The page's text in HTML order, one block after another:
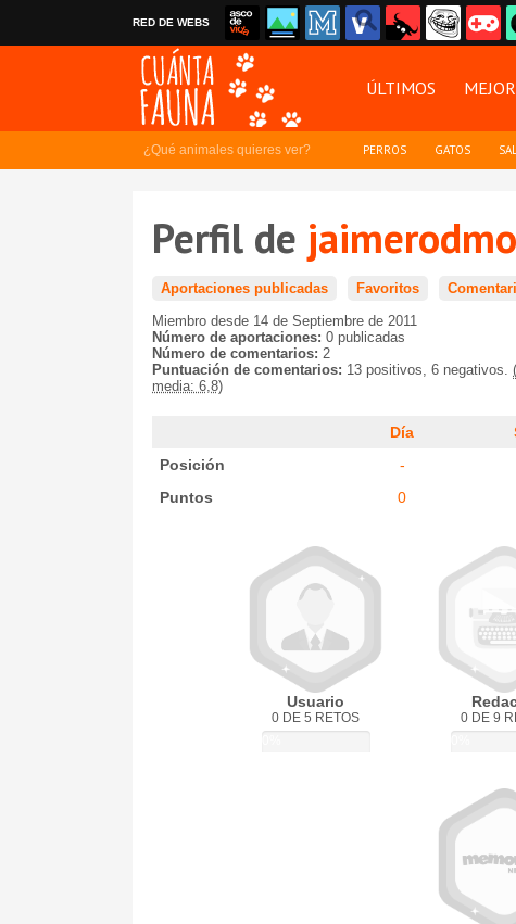
RED DE WEBS
ÚLTIMOS
¿Qué animales quieres ver? PERROS GATOS
Perfil de jaimerodmo
Aportaciones publicadas Favoritos
Miembro desde 14 de Septiembre de 2011
Número de aportaciones: 0 publicadas
Número de comentarios: 2
Puntuación de comentarios: 13 positivos, 6 negativos.
media: 6,8)
Día
Posición
-
Puntos
0
Usuario
0 DE 5 RETOS
0 DE 9